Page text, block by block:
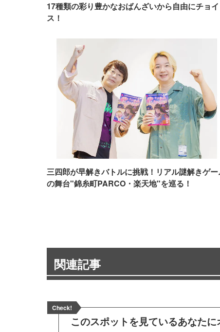
17種類の彩り豊かなおばんざいから自由にチョイ
ス！
三四郎が早解きバトルに挑戦！リアル謎解きゲー
の舞台"錦糸町PARCO・楽天地"を巡る！
関連記事
Check!
このスポットを見ているあなたに